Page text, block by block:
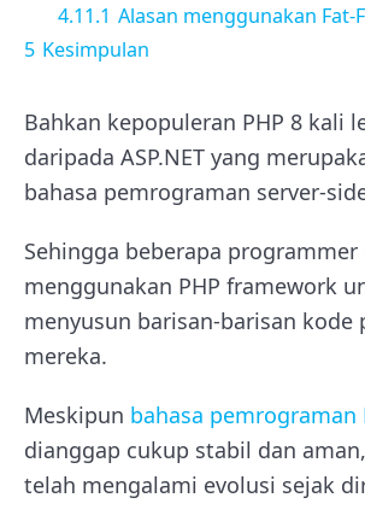
4.11.1 Alasan menggunakan Fat-
5 Kesimpulan
Bahkan kepopuleran PHP 8 kali
daripada ASP.NET yang
bahasa pemrograman server-
Sehingga beberapa programmer
menggunakan PHP framework
menyusun barisan-barisan kode
mereka.
Meskipun bahasa pemrograman
dianggap cukup stabil dan
telah mengalami evolusi sejak